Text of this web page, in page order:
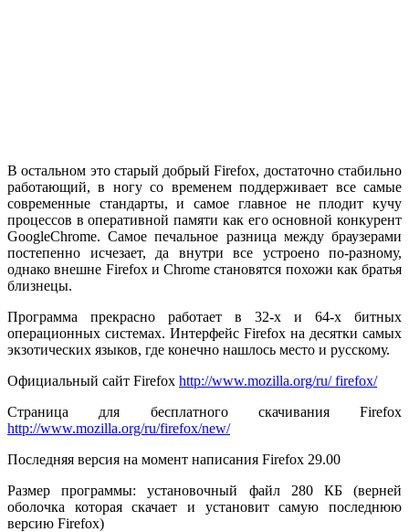
В остальном это старый добрый Firefox, достаточно стабильно
работающий, в ногу со временем поддерживает все самые
современные стандарты, и самое главное не плодит кучу
процессов в оперативной памяти как его основной конкурент
GoogleChrome. Самое печальное разница между браузерами
постепенно исчезает, да внутри все устроено по-разному,
однако внешне Firefox и Chrome становятся похожи как братья
близнецы.
Программа прекрасно работает в 32-х и 64-х битных
операционных системах. Интерфейс Firefox на десятки самых
экзотических языков, где конечно нашлось место и русскому.
Официальный сайт Firefox http://www.mozilla.org/ru/ firefox/
Страница для бесплатного скачивания Firefox
http://www.mozilla.org/ru/firefox/new/
Последняя версия на момент написания Firefox 29.00
Размер программы: установочный файл 280 КБ (верней
оболочка которая скачает и установит самую последнюю
версию Firefox)